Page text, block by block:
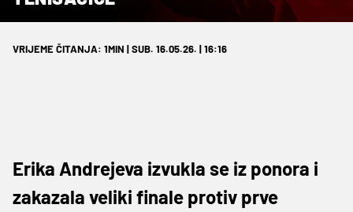
VRIJEME ČITANJA: 1MIN | SUB. 16.05.26. | 16:16
Erika Andrejeva izvukla se iz ponora i
zakazala veliki finale protiv prve